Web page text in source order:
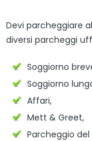
Devi parcheggiare
diversi parcheggi
Soggiorno
Soggiorno
Affari,
Mett & Greet,
Parcheggio